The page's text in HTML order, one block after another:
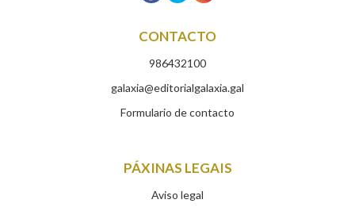
CONTACTO
986432100
galaxia@editorialgalaxia.gal
Formulario de contacto
PÁXINAS LEGAIS
Aviso legal